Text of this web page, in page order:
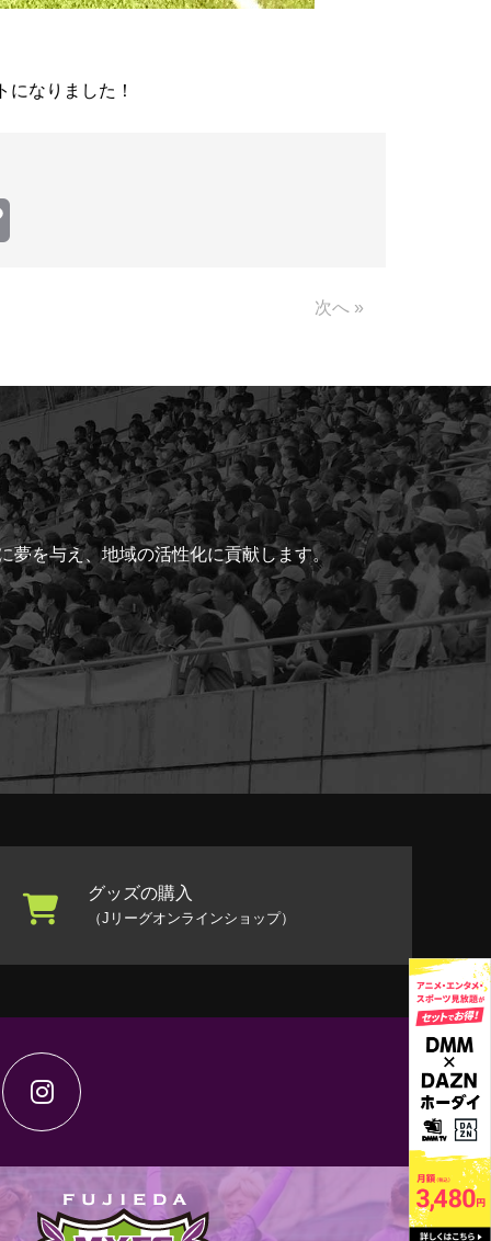
なりました！
次へ »
夢を与え、地域の活性化に貢献します。
グッズの購入
（Jリーグオンラインショップ）